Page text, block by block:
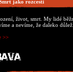
jako rozcestí
život, smrt. My lidé
a nevíme, že daleko
>>